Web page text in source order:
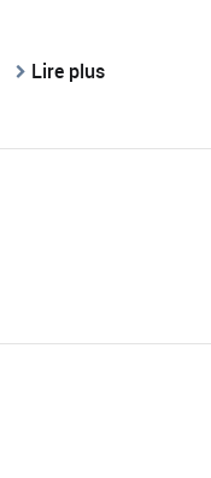
Lire plus